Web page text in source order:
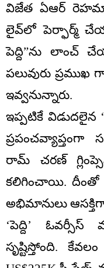
విజేత ఏఆర్
లైవ్‌లో పెర్ఫార్మ్
పెద్ది”ను లాంచ్
పలువురు ప్రముఖ
ఇవ్వనున్నారు.
ఇప్పటికే విడుదలైన
రామ్ చరణ్
కలిగించాయి. దీంతో
అభిమానులు ఆసక్తిగా
‘పెద్ది’ ఓవర్సీస్
సృష్టిస్తోంది.